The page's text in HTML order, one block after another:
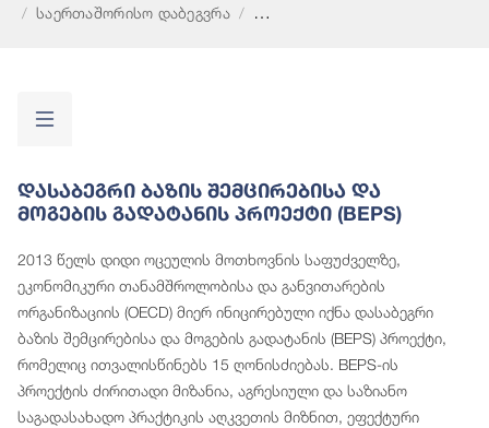
საერთაშორისო დაბეგვრა
Დასაბეგრი Ბაზის Შემცირებისა Და
Მოგების Გადატანის Პროექტი (BEPS)
2013 წელს დიდი ოცეულის მოთხოვნის საფუძველზე,
ეკონომიკური თანამშროლობისა და განვითარების
ორგანიზაციის (OECD) მიერ ინიცირებული იქნა დასაბეგრი
ბაზის შემცირებისა და მოგების გადატანის (BEPS) პროექტი,
რომელიც ითვალისწინებს 15 ღონისძიებას. BEPS-ის
პროექტის ძირითადი მიზანია, აგრესიული და საზიანო
საგადასახადო პრაქტიკის აღკვეთის მიზნით, ეფექტური